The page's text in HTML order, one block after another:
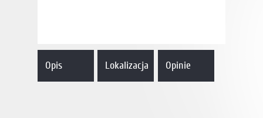
Opis Lokalizacja Opinie